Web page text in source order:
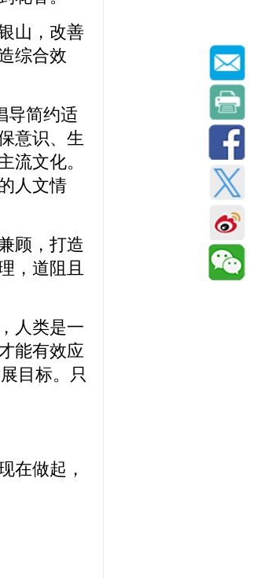
山，改善
综合效
导简约适
意识、生
流文化。
人文情
顾，打造
，道阻且
人类是一
能有效应
目标。只
在做起，